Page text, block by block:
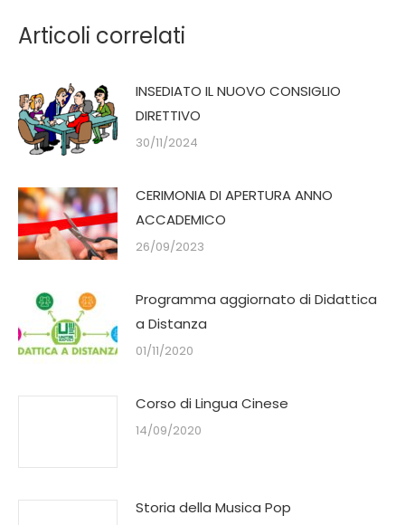
Articoli correlati
INSEDIATO IL NUOVO CONSIGLIO
DIRETTIVO
30/11/2024
CERIMONIA DI APERTURA ANNO
ACCADEMICO
26/09/2023
Programma aggiornato di Didattica
a Distanza
01/11/2020
Corso di Lingua Cinese
14/09/2020
Storia della Musica Pop